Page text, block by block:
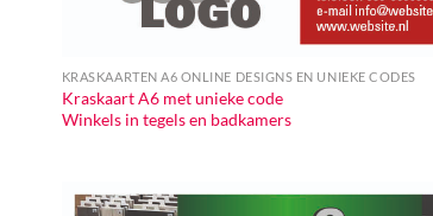
KRASKAARTEN A6 ONLINE DESIGNS EN UNIEKE CODES
Kraskaart A6 met unieke code
Winkels in tegels en badkamers